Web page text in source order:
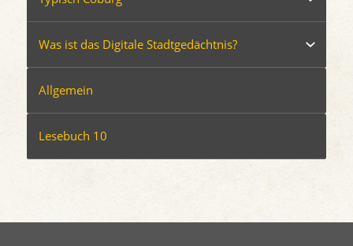
Was ist das Digitale Stadtgedächtnis?
Allgemein
Lesebuch 10